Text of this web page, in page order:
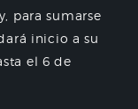
para sumarse
inicio a su
el 6 de